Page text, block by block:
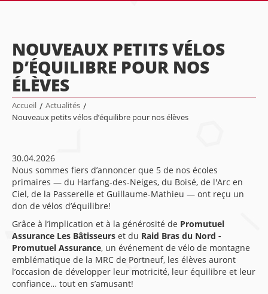
NOUVEAUX PETITS VÉLOS
D’ÉQUILIBRE POUR NOS
ÉLÈVES
Accueil / Actualités /
Nouveaux petits vélos d’équilibre pour nos élèves
30.04.2026
Nous sommes fiers d’annoncer que 5 de nos écoles
primaires — du Harfang-des-Neiges, du Boisé, de l'Arc en
Ciel, de la Passerelle et Guillaume-Mathieu — ont reçu un
don de vélos d’équilibre!
Grâce à l’implication et à la générosité de Promutuel
Assurance Les Bâtisseurs et du Raid Bras du Nord -
Promutuel Assurance, un événement de vélo de montagne
emblématique de la MRC de Portneuf, les élèves auront
l’occasion de développer leur motricité, leur équilibre et leur
confiance… tout en s’amusant!